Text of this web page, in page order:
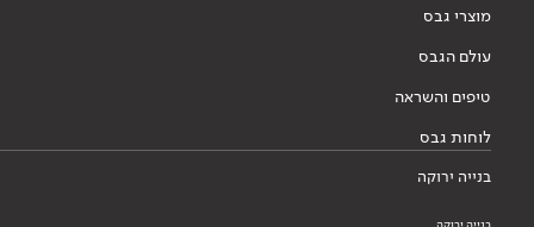
מוצרי גבס
עולם הגבס
טיפים והשראה
לוחות גבס
בנייה ירוקה
בנייה ירוקה